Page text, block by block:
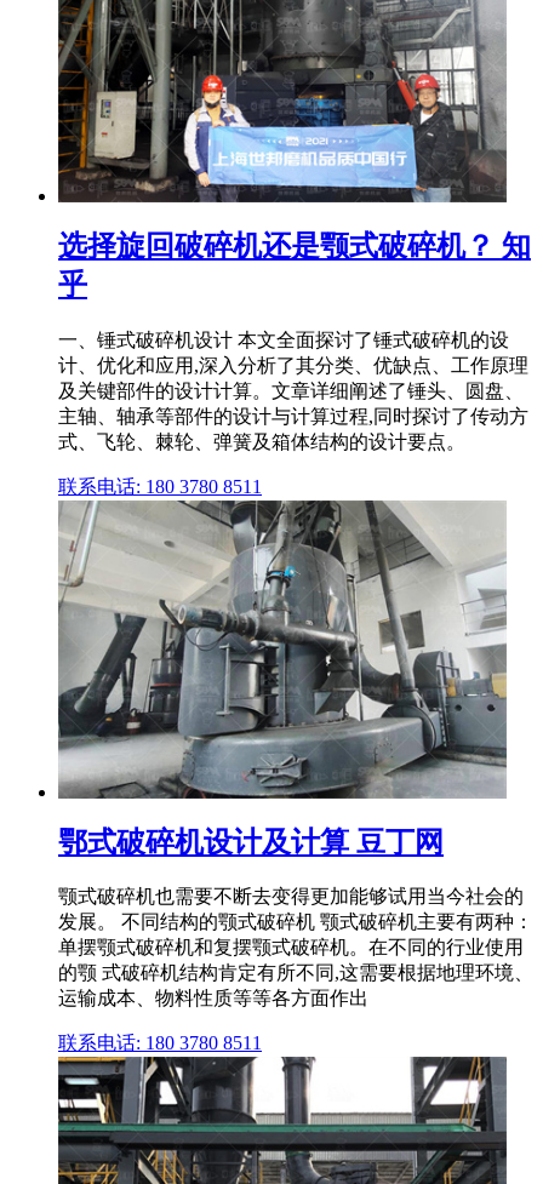
选择旋回破碎机还是颚式破碎机？ 知
乎
一、锤式破碎机设计 本文全面探讨了锤式破碎机的设
计、优化和应用,深入分析了其分类、优缺点、工作原理
及关键部件的设计计算。文章详细阐述了锤头、圆盘、
主轴、轴承等部件的设计与计算过程,同时探讨了传动方
式、飞轮、棘轮、弹簧及箱体结构的设计要点。
联系电话: 180 3780 8511
鄂式破碎机设计及计算 豆丁网
颚式破碎机也需要不断去变得更加能够试用当今社会的
发展。 不同结构的颚式破碎机 颚式破碎机主要有两种：
单摆颚式破碎机和复摆颚式破碎机。在不同的行业使用
的颚 式破碎机结构肯定有所不同,这需要根据地理环境、
运输成本、物料性质等等各方面作出
联系电话: 180 3780 8511